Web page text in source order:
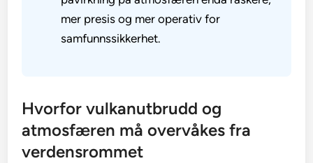
mer presis og mer operativ for
samfunnssikkerhet.
Hvorfor vulkanutbrudd og
atmosfæren må overvåkes fra
verdensrommet